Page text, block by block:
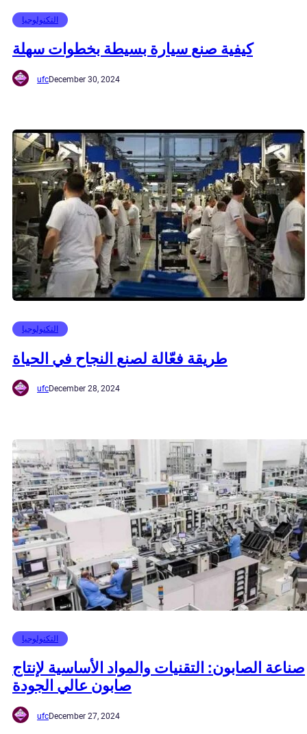
التكنولوجيا
كيفية صنع سيارة بسيطة بخطوات سهلة
ufcDecember 30, 2024
التكنولوجيا
طريقة فعّالة لصنع النجاح في الحياة
ufcDecember 28, 2024
التكنولوجيا
صناعة الصابون: التقنيات والمواد الأساسية لإنتاج
صابون عالي الجودة
ufcDecember 27, 2024